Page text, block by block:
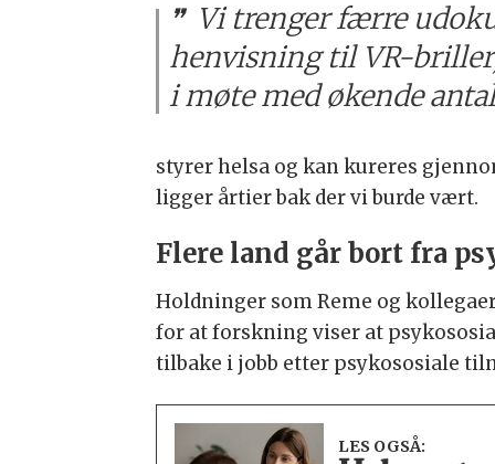
Vi trenger færre
henvisning til VR-
i møte med økende
styrer helsa og kan kureres
ligger årtier bak der vi burde vært.
Flere land går bort fra
Holdninger som Reme og
for at forskning viser at
tilbake i jobb etter psykososiale
LES OGSÅ: